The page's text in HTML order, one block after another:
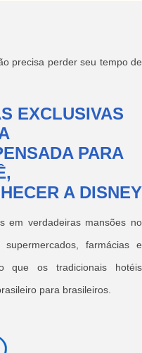
precisa perder seu tempo de
EXCLUSIVAS
PARA
A DISNEY
em verdadeiras mansões no
farmácias e
que os tradicionais hotéis
para brasileiros.